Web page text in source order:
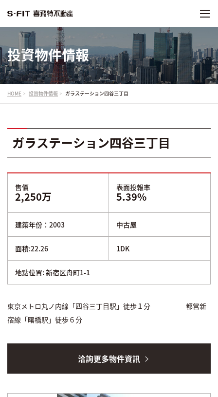
投資物件情報
HOME 投資物件情報 ガラステーション四谷三丁目
ガラステーション四谷三丁目
售價
2,250万
表面投報率
5.39%
建築年份：2003 中古屋
面積:22.26 1DK
地點位置: 新宿区舟町1-1
東京メトロ丸ノ内線「四谷三丁目駅」徒歩１分 都営新
宿線「曙橋駅」徒歩６分
洽詢更多物件資訊